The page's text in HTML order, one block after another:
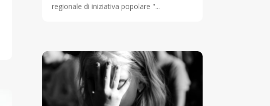
regionale di iniziativa popolare "...